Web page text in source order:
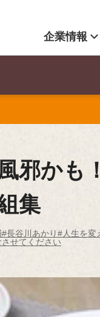
企業情報
邪か
集
#長谷川あかり#人生を変
せてください